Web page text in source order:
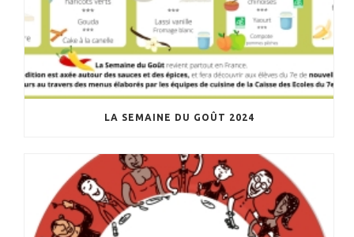
LA SEMAINE DU GOÛT 2024